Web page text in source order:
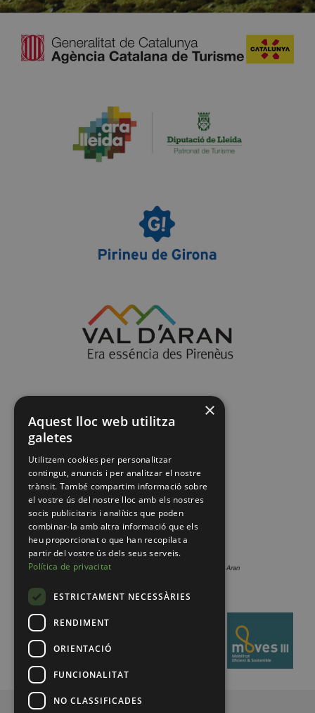
×
Aquest lloc web utilitza
galetes
Utilitzem cookies per personalitzar
contingut, anuncis i per analitzar el nostre
trànsit. També compartim informació sobre
el vostre ús del nostre lloc amb els nostres
socis publicitaris i analítics que poden
combinar-la amb altra informació que els
heu proporcionat o que han recopilat a
partir del vostre ús dels seus serveis.
Política de privacitat
ESTRICTAMENT NECESSÀRIES
RENDIMENT
ORIENTACIÓ
FUNCIONALITAT
NO CLASSIFICADES